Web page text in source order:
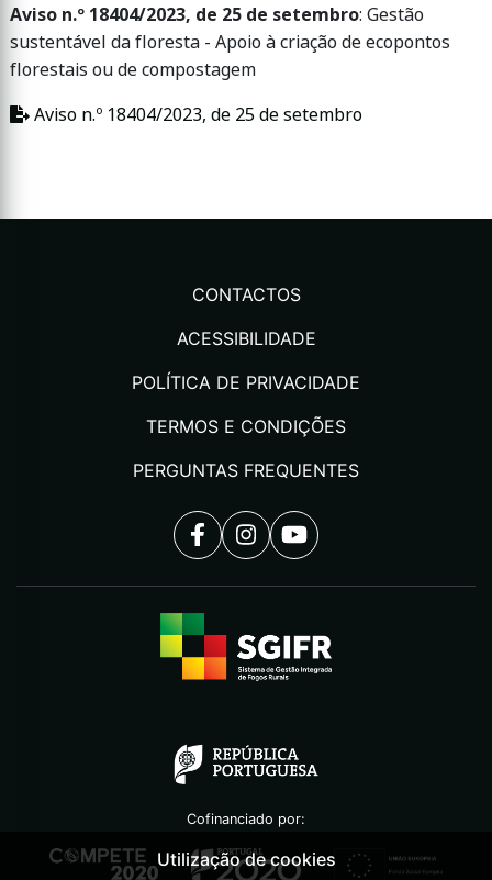
Aviso n.º 18404/2023, de 25 de setembro: Gestão
sustentável da floresta - Apoio à criação de ecopontos
florestais ou de compostagem
Aviso n.º 18404/2023, de 25 de setembro
CONTACTOS
ACESSIBILIDADE
POLÍTICA DE PRIVACIDADE
TERMOS E CONDIÇÕES
PERGUNTAS FREQUENTES
Cofinanciado por:
Utilização de cookies